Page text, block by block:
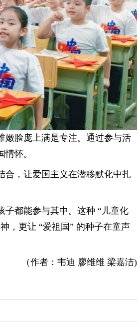
嫩脸庞上满是专注。通过参与活
怀。
合，让爱国主义在潜移默化中扎
子都能参与其中。这种 “儿童化
，更让 “爱祖国” 的种子在童声
（作者：韦迪 廖维维 梁嘉洁)